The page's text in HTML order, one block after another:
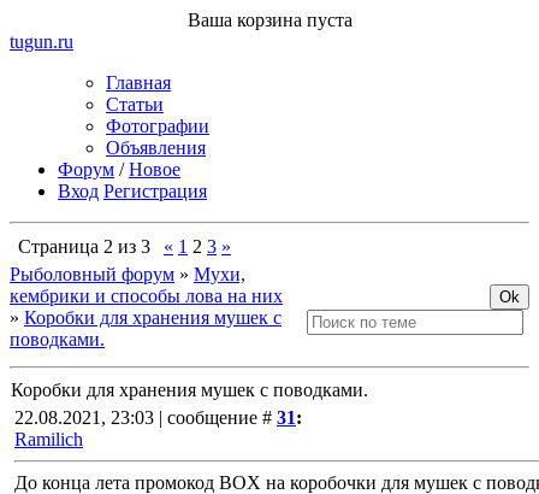
Ваша корзина пуста
tugun.ru
Главная
Статьи
Фотографии
Объявления
Форум /Новое
Вход Регистрация
Страница 2 из 3 « 1 2 3 »
Рыболовный форум » Мухи,
кембрики и способы лова на них
» Коробки для хранения мушек с
поводками.
Коробки для хранения мушек с поводками.
22.08.2021, 23:03 | сообщение # 31:
Ramilich
До конца лета промокод BOX на коробочки для мушек с